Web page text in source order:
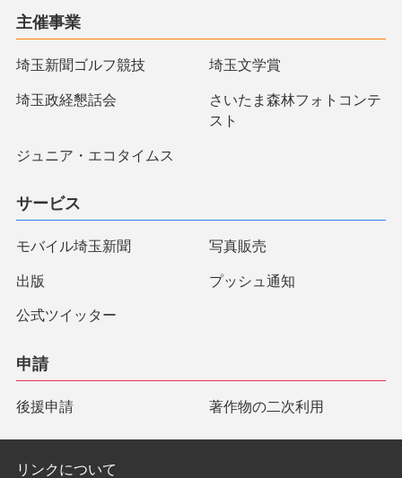
主催事業
埼玉新聞ゴルフ競技 埼玉文学賞
埼玉政経懇話会
さいたま森林フォトコンテ
スト
ジュニア・エコタイムス
サービス
モバイル埼玉新聞 写真販売
出版 プッシュ通知
公式ツイッター
申請
後援申請 著作物の二次利用
リンクについて